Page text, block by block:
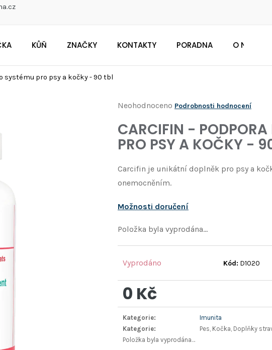
KŮŇ ZNAČKY KONTAKTY PORADNA O NÁS
systému pro psy a kočky - 90 tbl
Průměrné
produktu
je
hvězdiček.
Neohodnoceno Podrobnosti hodnocení
CARCIFIN -
PRO PSY A KOČKY -
Carcifin je unikátní doplněk pro psy a
onemocněním.
Možnosti doručení
Položka byla vyprodána…
Vyprodáno Kód: D1020
0 Kč
Měrná
cena:
Kategorie:
Imunita
Kategorie:
Pes, Kočka, Doplňky
Položka byla vyprodána…
CO POTŘEBUJETE NAJÍT?